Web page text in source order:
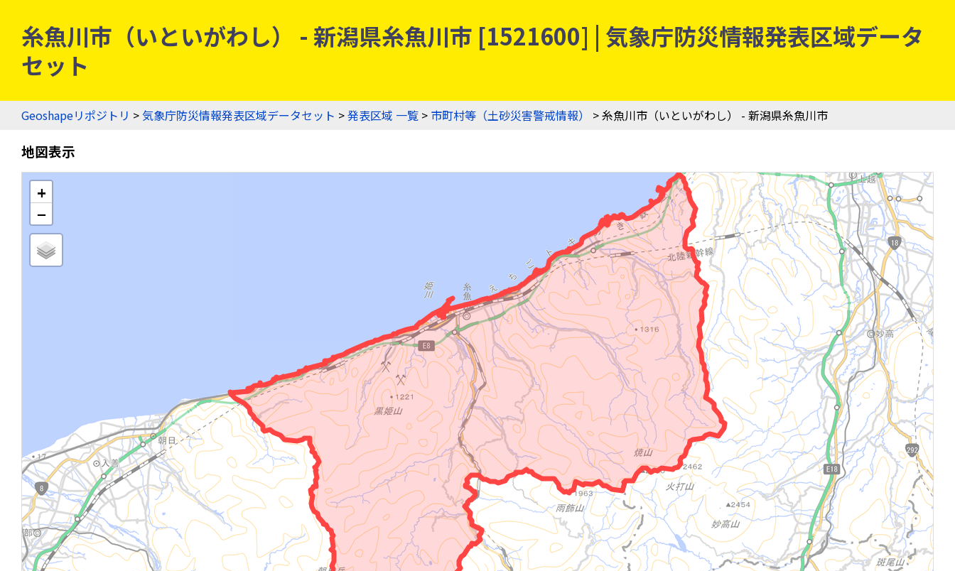
糸魚川市（いといがわし） - 新潟県糸魚川市 [1521600] | 気象庁防災情報発表区域データ
セット
Geoshapeリポジトリ >気象庁防災情報発表区域データセット >発表区域 一覧 > 市町村等（土砂災害警戒情報） > 糸魚川市（いといがわし） - 新潟県糸魚川市
地図表示
+
−